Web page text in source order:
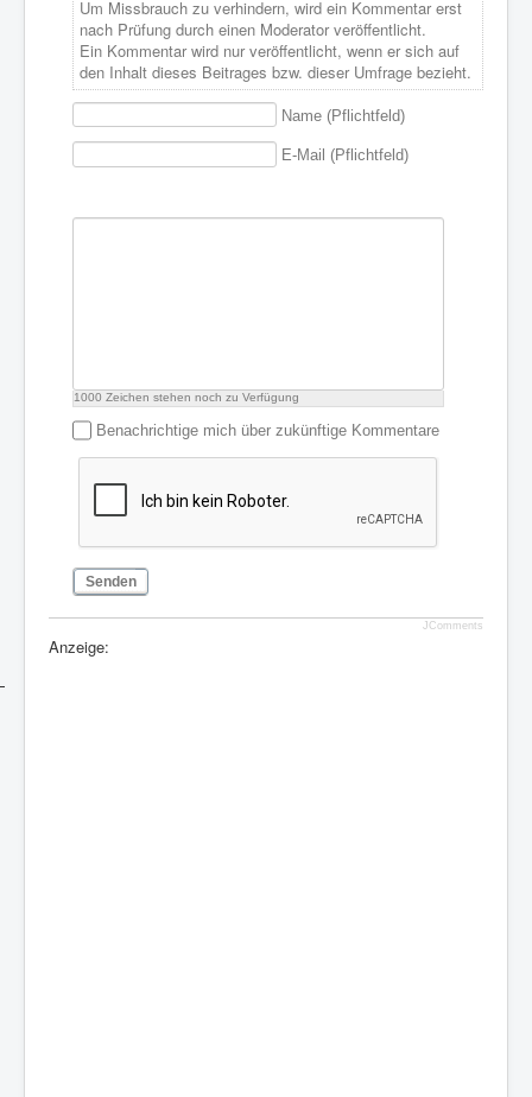
Um Missbrauch zu verhindern, wird ein Kommentar erst
nach Prüfung durch einen Moderator veröffentlicht.
Ein Kommentar wird nur veröffentlicht, wenn er sich auf
den Inhalt dieses Beitrages bzw. dieser Umfrage bezieht.
Name (Pflichtfeld)
E-Mail (Pflichtfeld)
1000 Zeichen stehen noch zu Verfügung
Benachrichtige mich über zukünftige Kommentare
Senden
JComments
Anzeige: